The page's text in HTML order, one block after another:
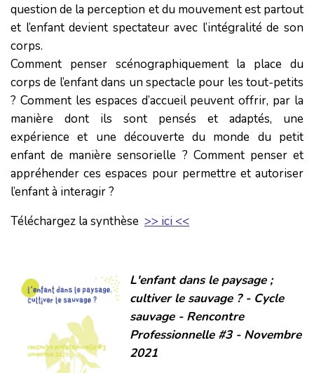
question de la perception et du mouvement est partout
et l’enfant devient spectateur avec l’intégralité de son
corps.
Comment penser scénographiquement la place du
corps de l’enfant dans un spectacle pour les tout-petits
? Comment les espaces d’accueil peuvent offrir, par la
manière dont ils sont pensés et adaptés, une
expérience et une découverte du monde du petit
enfant de manière sensorielle ? Comment penser et
appréhender ces espaces pour permettre et autoriser
l’enfant à interagir ?
Téléchargez la synthèse >> ici <<
L'enfant dans le paysage ;
cultiver le sauvage ? - Cycle
sauvage - Rencontre
Professionnelle #3 - Novembre
2021